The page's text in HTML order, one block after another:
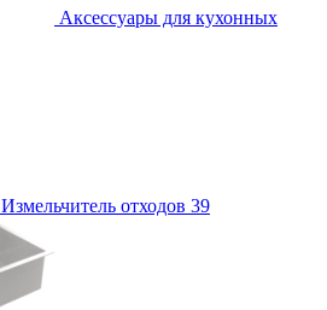
Аксессуары для кухонных
Измельчитель отходов 39